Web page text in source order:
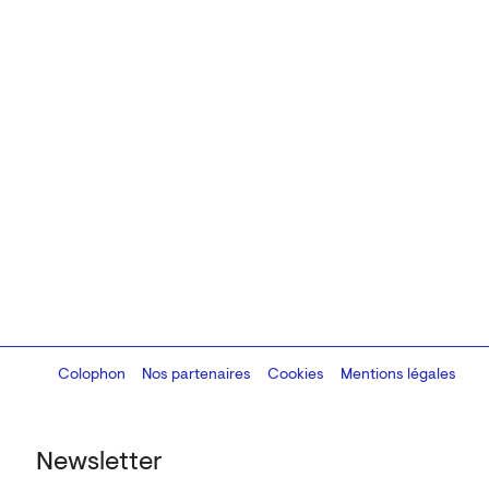
Newsletter
Colophon
Design:Marcel Kaczmarek, code:8080.studio
Nos partenaires Cookies Mentions légales